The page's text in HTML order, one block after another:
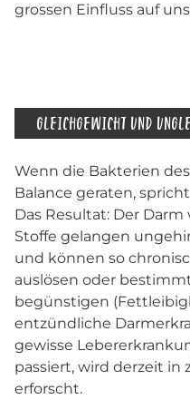
grossen Einfluss auf
GLEICHGEWICHT UND
Wenn die Bakterien
Balance geraten,
Das Resultat: Der
Stoffe gelangen
und können so
auslösen oder
begünstigen
entzündliche
gewisse
passiert, wird derzeit in
erforscht.